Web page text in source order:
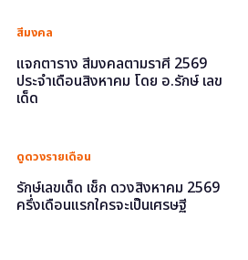
สีมงคล
แจกตาราง สีมงคลตามราศี 2569
ประจำเดือนสิงหาคม โดย อ.รักษ์ เลข
เด็ด
ดูดวงรายเดือน
รักษ์เลขเด็ด เช็ก ดวงสิงหาคม 2569
ครึ่งเดือนแรกใครจะเป็นเศรษฐี